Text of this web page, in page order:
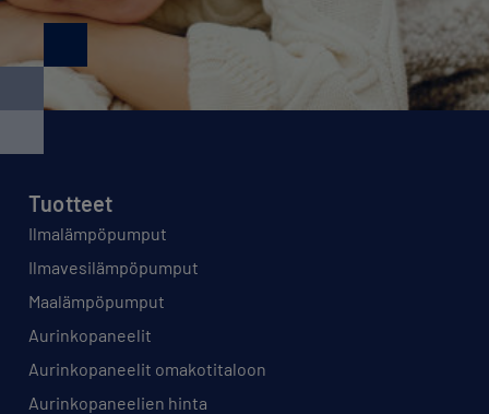
Tuotteet
Ilmalämpöpumput
Ilmavesilämpöpumput
Maalämpöpumput
Aurinkopaneelit
Aurinkopaneelit omakotitaloon
Aurinkopaneelien hinta